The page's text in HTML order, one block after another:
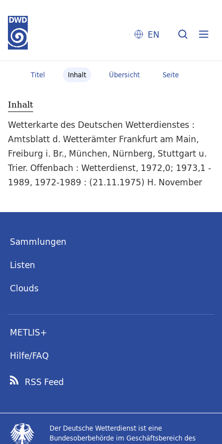
EN
Titel Inhalt Übersicht Seite
Inhalt
Wetterkarte des Deutschen Wetterdienstes :
Amtsblatt d. Wetterämter Frankfurt am Main,
Freiburg i. Br., München, Nürnberg, Stuttgart u.
Trier. Offenbach : Wetterdienst, 1972,0; 1973,1 -
1989, 1972-1989 : (21.11.1975) H. November
Sammlungen
Listen
Clouds
METLIS+
Hilfe/FAQ
RSS Feed
Der Deutsche Wetterdienst ist eine
Bundesoberbehörde im Geschäftsbereich des